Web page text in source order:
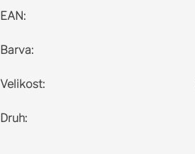
EAN:
Barva:
Velikost:
Druh: